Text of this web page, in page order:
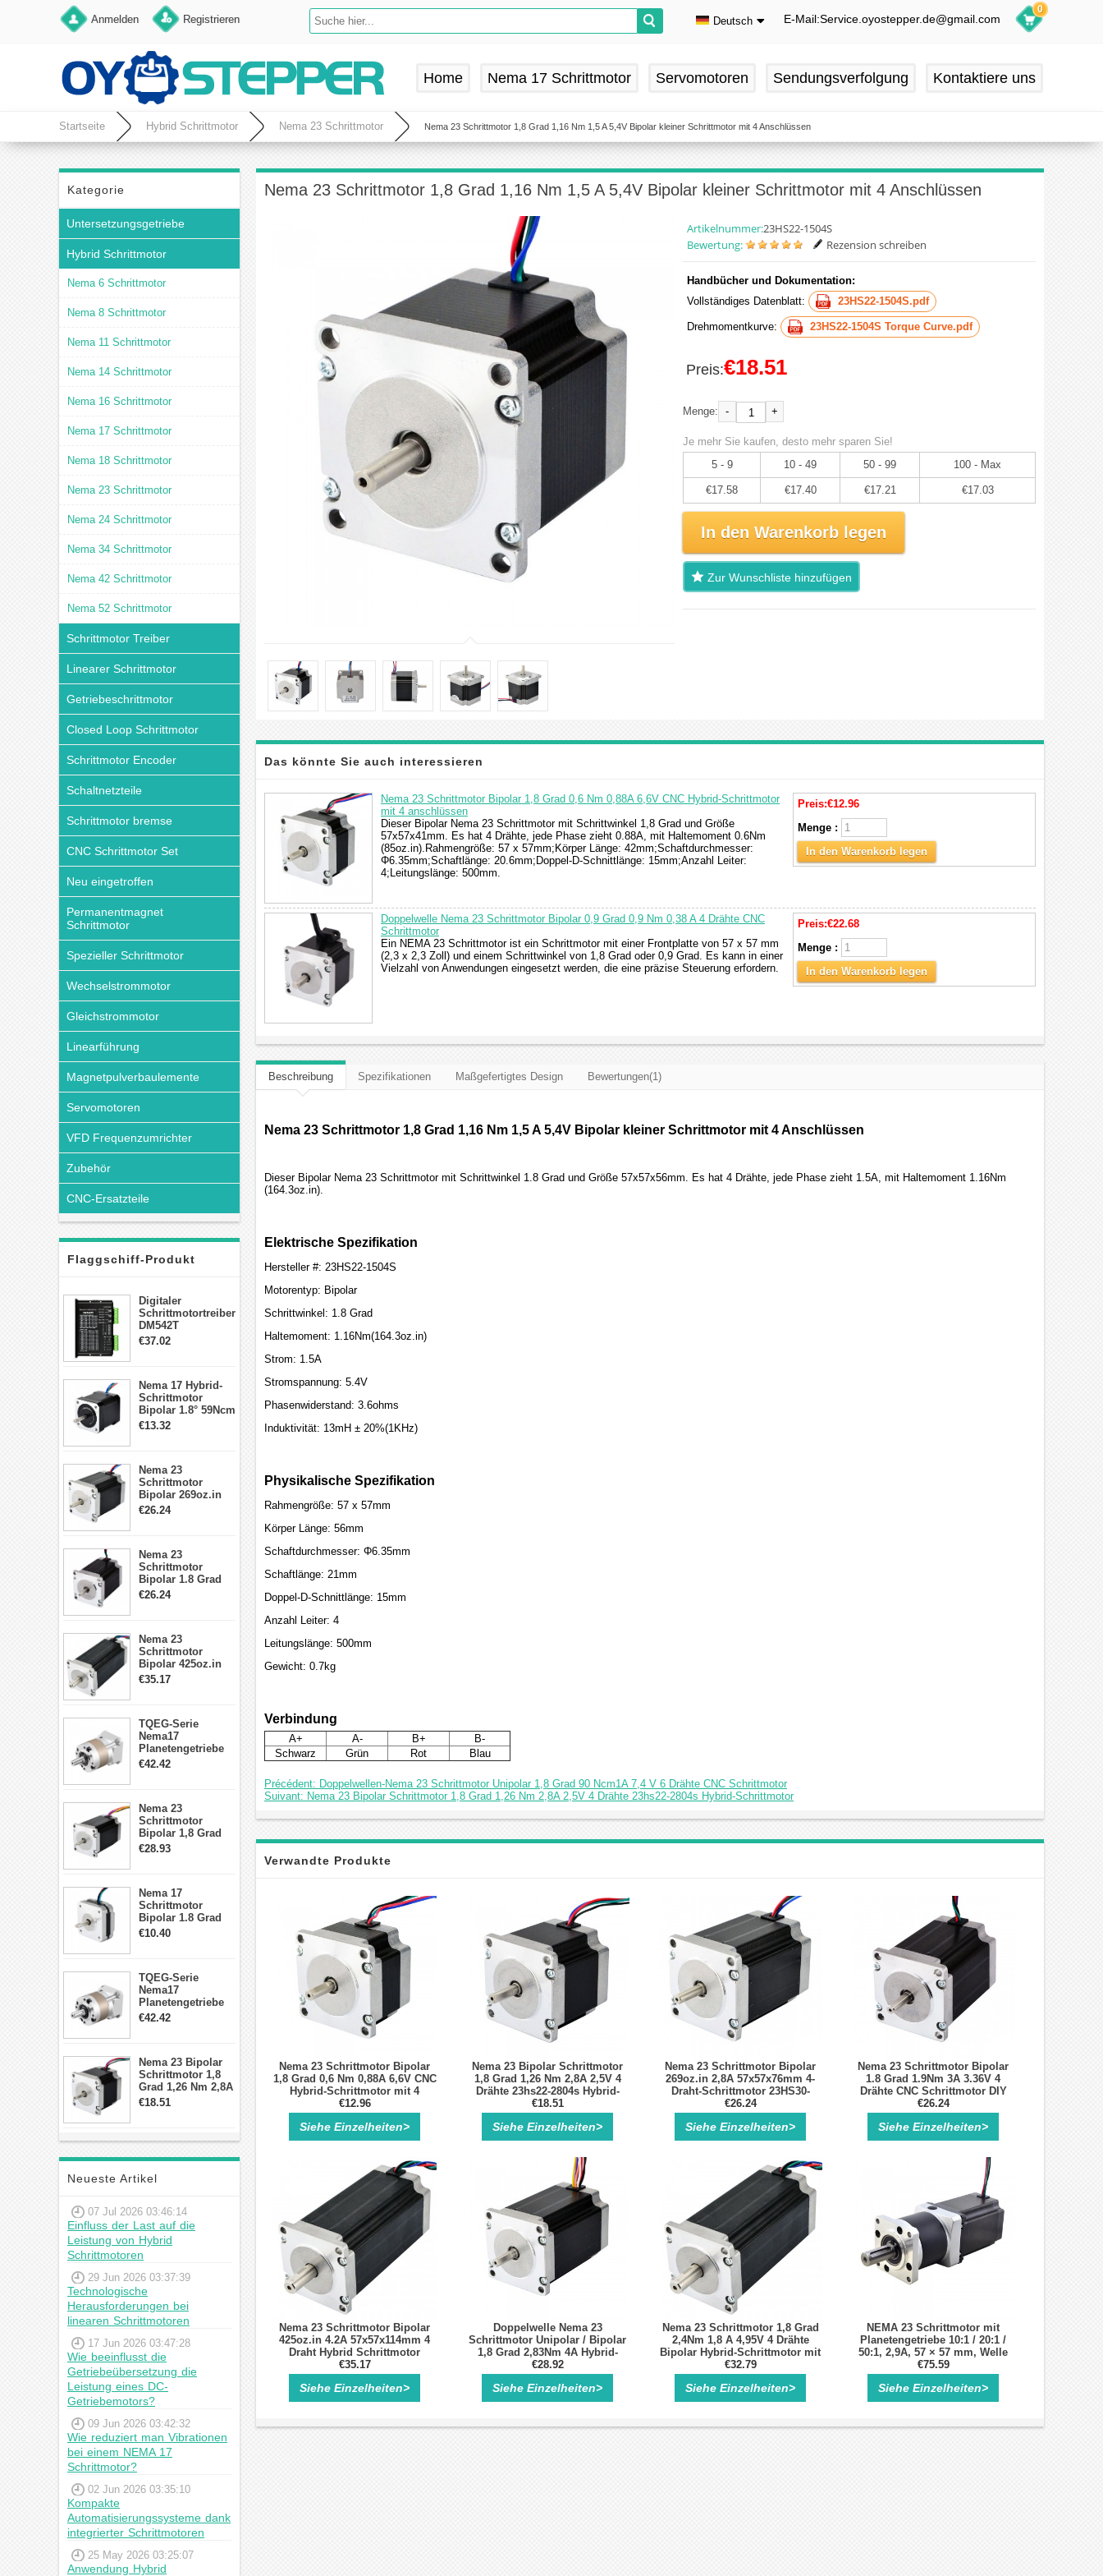
Anmelden Registrieren Deutsch
Deutsch
Español
E-Mail:Service.oyostepper.de@gmail.com
0
Home Nema 17 Schrittmotor Servomotoren Sendungsverfolgung Kontaktiere uns
Startseite Hybrid Schrittmotor Nema 23 Schrittmotor Nema 23 Schrittmotor 1,8 Grad 1,16 Nm 1,5 A 5,4V Bipolar kleiner Schrittmotor mit 4 Anschlüssen
Kategorie
Untersetzungsgetriebe
Hybrid Schrittmotor
Nema 6 Schrittmotor
Nema 8 Schrittmotor
Nema 11 Schrittmotor
Nema 14 Schrittmotor
Nema 16 Schrittmotor
Nema 17 Schrittmotor
Nema 18 Schrittmotor
Nema 23 Schrittmotor
Nema 24 Schrittmotor
Nema 34 Schrittmotor
Nema 42 Schrittmotor
Nema 52 Schrittmotor
Schrittmotor Treiber
Linearer Schrittmotor
Getriebeschrittmotor
Closed Loop Schrittmotor
Schrittmotor Encoder
Schaltnetzteile
Schrittmotor bremse
CNC Schrittmotor Set
Neu eingetroffen
Permanentmagnet
Schrittmotor
Spezieller Schrittmotor
Wechselstrommotor
Gleichstrommotor
Linearführung
Magnetpulverbaulemente
Servomotoren
VFD Frequenzumrichter
Zubehör
CNC-Ersatzteile
Flaggschiff-Produkt
Digitaler
Schrittmotortreiber
DM542T
Schrittmotor
Schrittmotor
€37.02
Nema 17 Hybrid-
Schrittmotor
Bipolar 1.8° 59Ncm
2A 4 Drähte mit 1m
€13.32
Nema 23
Schrittmotor
Bipolar 269oz.in
2,8A 57x57x76mm
€26.24
Nema 23
Schrittmotor
Bipolar 1.8 Grad
1.9Nm 3A 3.36V 4
€26.24
Nema 23
Schrittmotor
Bipolar 425oz.in
4.2A 57x57x114mm
€35.17
TQEG-Serie
Nema17
Planetengetriebe
5:1 Spiel 15Arc-
€42.42
Nema 23
Schrittmotor
Bipolar 1,8 Grad
2,83Nm 4 A 2,26V
€28.93
Nema 17
Schrittmotor
Bipolar 1.8 Grad
8.7Ncm 1A 3.5V 4
€10.40
TQEG-Serie
Nema17
Planetengetriebe
10:1 Spiel 15Arc-
€42.42
Nema 23 Bipolar
Schrittmotor 1,8
Grad 1,26 Nm 2,8A
2,5V 4 Drähte
€18.51
Neueste Artikel
07 Jul 2026 03:46:14
Einfluss der Last auf die
Leistung von Hybrid
Schrittmotoren
29 Jun 2026 03:37:39
Technologische
Herausforderungen bei
linearen Schrittmotoren
17 Jun 2026 03:47:28
Wie beeinflusst die
Getriebeübersetzung die
Leistung eines DC-
Getriebemotors?
09 Jun 2026 03:42:32
Wie reduziert man Vibrationen
bei einem NEMA 17
Schrittmotor?
02 Jun 2026 03:35:10
Kompakte
Automatisierungssysteme dank
integrierter Schrittmotoren
25 May 2026 03:25:07
Anwendung Hybrid
Nema 23 Schrittmotor 1,8 Grad 1,16 Nm 1,5 A 5,4V Bipolar kleiner Schrittmotor mit 4 Anschlüssen
Artikelnummer:23HS22-1504S
Bewertung:
Rezension schreiben
Handbücher und Dokumentation:
Vollständiges Datenblatt:
23HS22-1504S.pdf
Drehmomentkurve: 23HS22-1504S Torque Curve.pdf
Preis:€18.51
Menge: - +
Je mehr Sie kaufen, desto mehr sparen Sie!
5 - 9
10 - 49 50 - 99 100 - Max
€17.58 €17.40 €17.21 €17.03
In den Warenkorb legen
Zur Wunschliste hinzufügen
Das könnte Sie auch interessieren
Nema 23 Schrittmotor Bipolar 1,8 Grad 0,6 Nm 0,88A 6,6V CNC Hybrid-Schrittmotor
mit 4 anschlüssen
Dieser Bipolar Nema 23 Schrittmotor mit Schrittwinkel 1,8 Grad und Größe
57x57x41mm. Es hat 4 Drähte, jede Phase zieht 0.88A, mit Haltemoment 0.6Nm
(85oz.in).Rahmengröße: 57 x 57mm;Körper Länge: 42mm;Schaftdurchmesser:
Φ6.35mm;Schaftlänge: 20.6mm;Doppel-D-Schnittlänge: 15mm;Anzahl Leiter:
4;Leitungslänge: 500mm.
Preis:€12.96
Menge :
In den Warenkorb legen
Doppelwelle Nema 23 Schrittmotor Bipolar 0,9 Grad 0,9 Nm 0,38 A 4 Drähte CNC
Schrittmotor
Ein NEMA 23 Schrittmotor ist ein Schrittmotor mit einer Frontplatte von 57 x 57 mm
(2,3 x 2,3 Zoll) und einem Schrittwinkel von 1,8 Grad oder 0,9 Grad. Es kann in einer
Vielzahl von Anwendungen eingesetzt werden, die eine präzise Steuerung erfordern.
Preis:€22.68
Menge :
In den Warenkorb legen
Beschreibung Spezifikationen Maßgefertigtes Design Bewertungen(1)
Nema 23 Schrittmotor 1,8 Grad 1,16 Nm 1,5 A 5,4V Bipolar kleiner Schrittmotor mit 4 Anschlüssen
Dieser Bipolar Nema 23 Schrittmotor mit Schrittwinkel 1.8 Grad und Größe 57x57x56mm. Es hat 4 Drähte, jede Phase zieht 1.5A, mit Haltemoment 1.16Nm
(164.3oz.in).
Elektrische Spezifikation
Hersteller #: 23HS22-1504S
Motorentyp: Bipolar
Schrittwinkel: 1.8 Grad
Haltemoment: 1.16Nm(164.3oz.in)
Strom: 1.5A
Stromspannung: 5.4V
Phasenwiderstand: 3.6ohms
Induktivität: 13mH ± 20%(1KHz)
Physikalische Spezifikation
Rahmengröße: 57 x 57mm
Körper Länge: 56mm
Schaftdurchmesser: Φ6.35mm
Schaftlänge: 21mm
Doppel-D-Schnittlänge: 15mm
Anzahl Leiter: 4
Leitungslänge: 500mm
Gewicht: 0.7kg
Verbindung
A+ A- B+
B-
Schwarz
Grün Rot Blau
Précédent: Doppelwellen-Nema 23 Schrittmotor Unipolar 1,8 Grad 90 Ncm1A 7,4 V 6 Drähte CNC Schrittmotor
Suivant: Nema 23 Bipolar Schrittmotor 1,8 Grad 1,26 Nm 2,8A 2,5V 4 Drähte 23hs22-2804s Hybrid-Schrittmotor
Verwandte Produkte
Nema 23 Schrittmotor Bipolar
1,8 Grad 0,6 Nm 0,88A 6,6V CNC
Hybrid-Schrittmotor mit 4
anschlüssen
€12.96
Siehe Einzelheiten>
Nema 23 Bipolar Schrittmotor
1,8 Grad 1,26 Nm 2,8A 2,5V 4
Drähte 23hs22-2804s Hybrid-
Schrittmotor
€18.51
Siehe Einzelheiten>
Nema 23 Schrittmotor Bipolar
269oz.in 2,8A 57x57x76mm 4-
Draht-Schrittmotor 23HS30-
2804S
€26.24
Siehe Einzelheiten>
Nema 23 Schrittmotor Bipolar
1.8 Grad 1.9Nm 3A 3.36V 4
Drähte CNC Schrittmotor DIY
CNC Fräse
€26.24
Siehe Einzelheiten>
Nema 23 Schrittmotor Bipolar
425oz.in 4.2A 57x57x114mm 4
Draht Hybrid Schrittmotor
€35.17
Siehe Einzelheiten>
Doppelwelle Nema 23
Schrittmotor Unipolar / Bipolar
1,8 Grad 2,83Nm 4A Hybrid-
Schrittmotor mit 8 Anschlüssen
€28.92
Siehe Einzelheiten>
Nema 23 Schrittmotor 1,8 Grad
2,4Nm 1,8 A 4,95V 4 Drähte
Bipolar Hybrid-Schrittmotor mit
4 Anschlüssen
€32.79
Siehe Einzelheiten>
NEMA 23 Schrittmotor mit
Planetengetriebe 10:1 / 20:1 /
50:1, 2,9A, 57 × 57 mm, Welle
Ø14 mm mit Passfedernut
€75.59
Siehe Einzelheiten>